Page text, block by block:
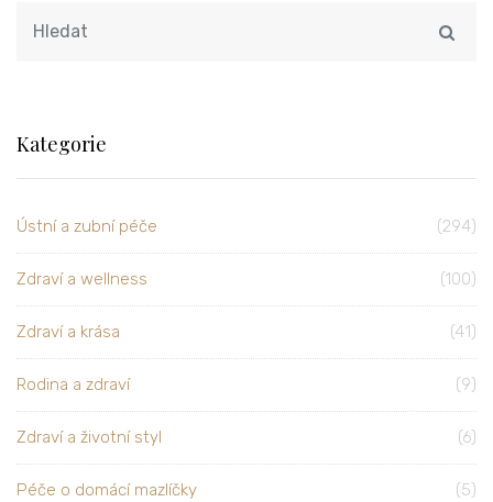
Kategorie
Ústní a zubní péče (294)
Zdraví a wellness (100)
Zdraví a krása (41)
Rodina a zdraví (9)
Zdraví a životní styl (6)
Péče o domácí mazlíčky (5)